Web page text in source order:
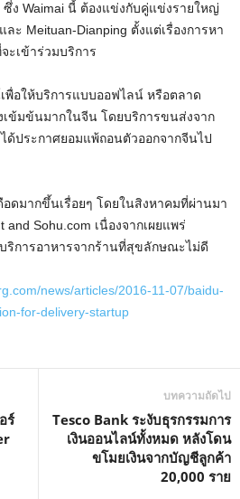
ง Waimai นี้ ต้องแข่งกับคู่แข่งรายใหญ่
ะ Meituan-Dianping ตั้งแต่เรื่องการหา
ะเข้าร่วมบริการ
อให้บริการแบบออฟไลน์ หรือตลาด
ข้มข้นมากในจีน โดยบริการขนส่งจาก
ได้ประกาศยอมแพ้ถอนตัวออกจากจีนไป
ดมากขึ้นเรื่อยๆ โดยในสิงหาคมที่ผ่านมา
and Sohu.com เนื่องจากเผยแพร่
ริการอาหารจากร้านที่สุขลักษณะไม่ดี
news/articles/2016-11-07/baidu-
for-delivery-startup
ร์
บทความถัดไป
Tesco Bank ระงับธุรกรรมการ
เงินออนไลน์ทั้งหมด หลังโดน
ขโมยเงินจากบัญชีลูกค้า
20,000 ราย